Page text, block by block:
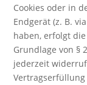
Cookies oder in
Endgerät (z. B.
haben, erfolgt
Grundlage von §
jederzeit